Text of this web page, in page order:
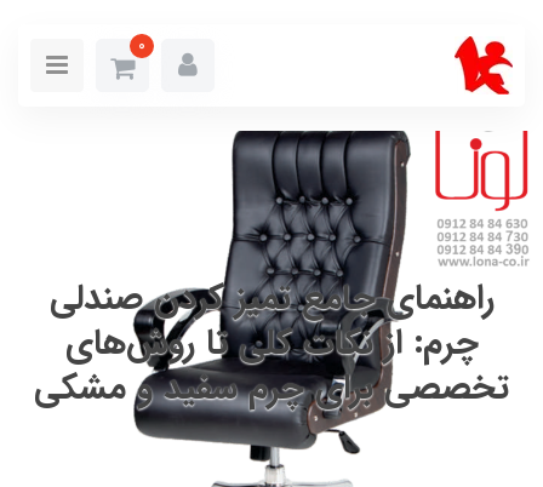
0
راهنمای جامع تمیز کردن صندلی
چرم: از نکات کلی تا روش‌های
تخصصی برای چرم سفید و مشکی